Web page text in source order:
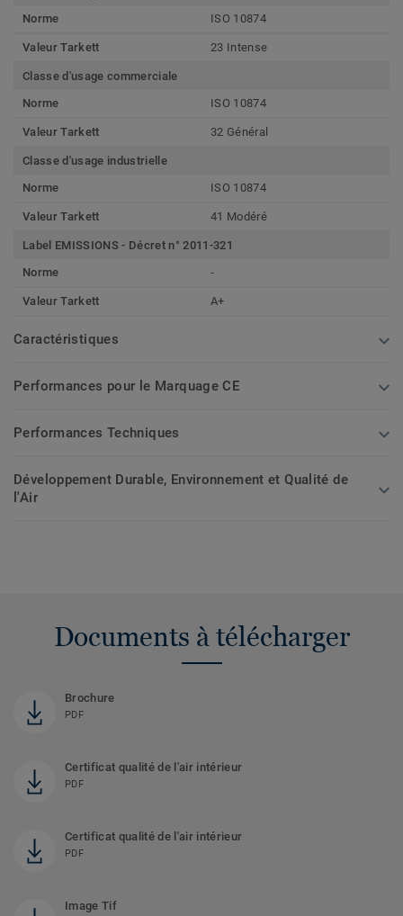
Norme
ISO 10874
Valeur Tarkett 23 Intense
Classe d'usage commerciale
Norme
ISO 10874
Valeur Tarkett 32 Général
Classe d'usage industrielle
Norme
ISO 10874
Valeur Tarkett 41 Modéré
Label EMISSIONS - Décret n° 2011-321
Norme
-
Valeur Tarkett A+
Caractéristiques
Performances pour le Marquage CE
Performances Techniques
Développement Durable, Environnement et Qualité de
l'Air
Documents à télécharger
Brochure
PDF
Certificat qualité de l'air intérieur
PDF
Certificat qualité de l'air intérieur
PDF
Image Tif